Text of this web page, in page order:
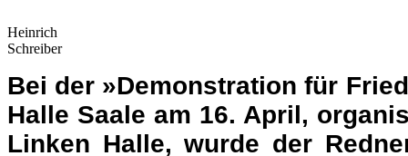
Linken Halle, wurde der
das Tragen eines T‑Shirts mit
Bild oben) des von den Nazis
und ermorderten KPD-
Thälmann untersagt.